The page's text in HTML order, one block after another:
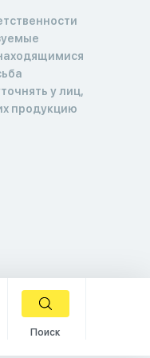
у лиц,
продукцию
Поиск